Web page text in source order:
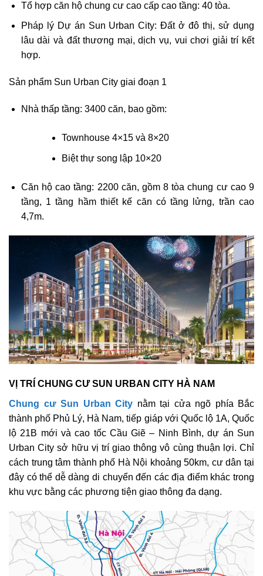
Tổ hợp căn hộ chung cư cao cấp cao tầng: 40 tòa.
Pháp lý Dự án Sun Urban City: Đất ở đô thị, sử dụng
lâu dài và đất thương mại, dịch vụ, vui chơi giải trí kết
hợp.
Sản phẩm Sun Urban City giai đoạn 1
Nhà thấp tầng: 3400 căn, bao gồm:
Townhouse 4×15 và 8×20
Biệt thự song lập 10×20
Căn hộ cao tầng: 2200 căn, gồm 8 tòa chung cư cao 9
tầng, 1 tầng hầm thiết kế căn có tầng lửng, trần cao
4,7m.
VỊ TRÍ CHUNG CƯ SUN URBAN CITY HÀ NAM
Chung cư Sun Urban City nằm tại cửa ngõ phía Bắc
thành phố Phủ Lý, Hà Nam, tiếp giáp với Quốc lộ 1A, Quốc
lộ 21B mới và cao tốc Cầu Giẽ – Ninh Bình, dự án Sun
Urban City sở hữu vị trí giao thông vô cùng thuận lợi. Chỉ
cách trung tâm thành phố Hà Nội khoảng 50km, cư dân tại
đây có thể dễ dàng di chuyển đến các địa điểm khác trong
khu vực bằng các phương tiện giao thông đa dạng.